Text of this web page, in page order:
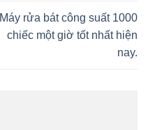
Máy rửa bát công suất 1000
chiếc một giờ tốt nhất hiện
nay.